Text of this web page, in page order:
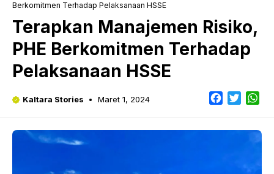
Berkomitmen Terhadap Pelaksanaan HSSE
Terapkan Manajemen Risiko,
PHE Berkomitmen Terhadap
Pelaksanaan HSSE
Kaltara Stories Maret 1, 2024 Facebook
Twitter